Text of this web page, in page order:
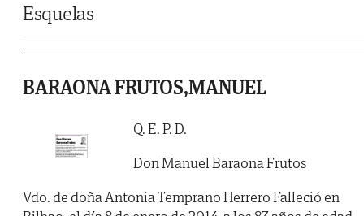
Esquelas
BARAONA FRUTOS,MANUEL
Q. E. P. D.
Don Manuel Baraona Frutos
Vdo. de doña Antonia Temprano Herrero Falleció en